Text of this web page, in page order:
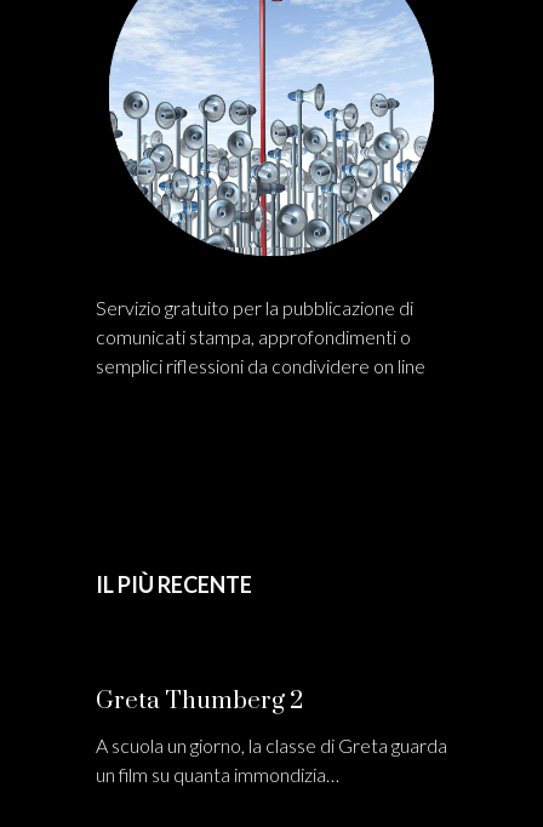
Servizio gratuito per la pubblicazione di
comunicati stampa, approfondimenti o
semplici riflessioni da condividere on line
IL PIÙ RECENTE
Greta Thumberg 2
A scuola un giorno, la classe di Greta guarda
un film su quanta immondizia…